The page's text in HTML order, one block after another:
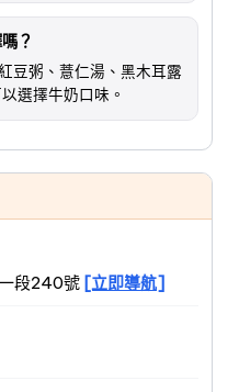
？
豆粥、薏仁湯、黑木耳露
選擇牛奶口味。
段240號 [立即導航]